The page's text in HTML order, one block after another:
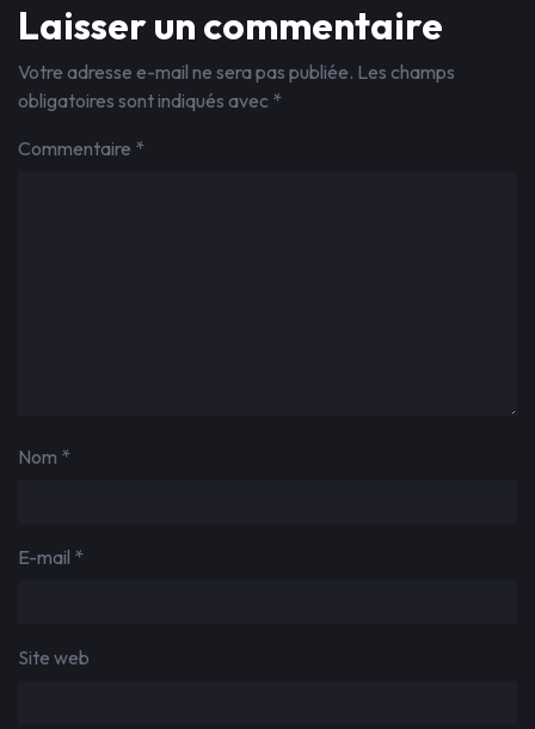
Laisser un commentaire
Votre adresse e-mail ne sera pas publiée. Les champs
obligatoires sont indiqués avec *
Commentaire *
Nom *
E-mail *
Site web